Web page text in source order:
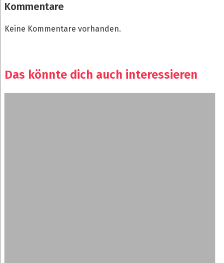
Kommentare
Keine Kommentare vorhanden.
Das könnte dich auch interessieren